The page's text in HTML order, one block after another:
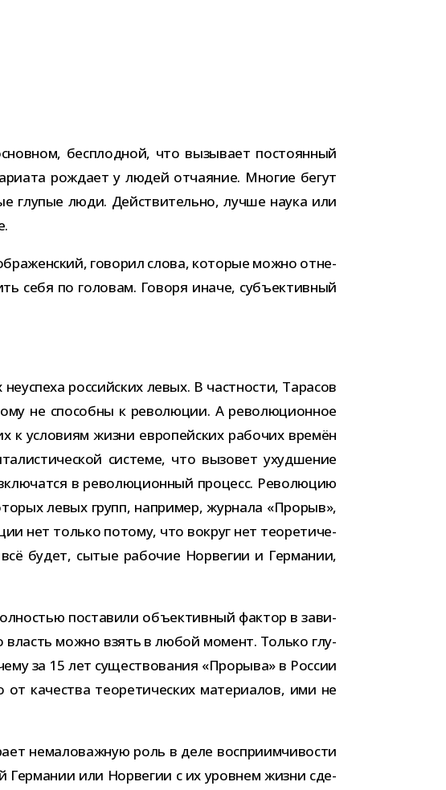
бес­плод­ной, что вызы­вает посто­ян­ный
рож­дает у людей отча­я­ние. Многие бегут
глу­пые люди. Действительно, лучше наука или
гово­рил слова, кото­рые можно отне­
себя по голо­вам. Говоря иначе, субъ­ек­тив­ный
рос­сий­ских левых. В част­но­сти, Тарасов
не спо­собны к рево­лю­ции. А рево­лю­ци­он­ное
к усло­виям жизни евро­пей­ских рабо­чих вре­мён
системе, что вызо­вет ухуд­ше­ние
в рево­лю­ци­он­ный про­цесс. Революцию
левых групп, напри­мер, жур­нала «Прорыв»,
нет только потому, что вокруг нет тео­ре­ти­че­
будет, сытые рабо­чие Норвегии и Германии,
поста­вили объ­ек­тив­ный фак­тор в зави­
власть можно взять в любой момент. Только глу­
за 15 лет суще­ство­ва­ния «Прорыва» в России
каче­ства тео­ре­ти­че­ских мате­ри­а­лов, ими не
нема­ло­важ­ную роль в деле вос­при­им­чи­во­сти
Германии или Норвегии с их уров­нем жизни сде­